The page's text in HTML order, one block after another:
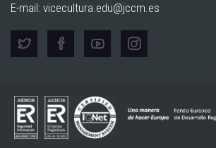
E-mail: vicecultura.edu@jccm.es